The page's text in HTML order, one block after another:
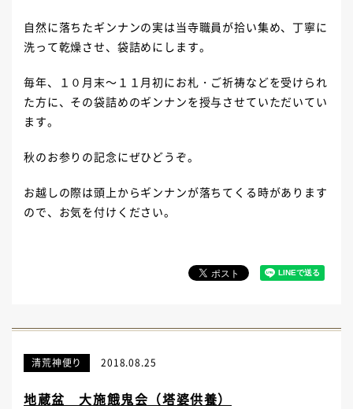
自然に落ちたギンナンの実は当寺職員が拾い集め、丁寧に
洗って乾燥させ、袋詰めにします。
毎年、１０月末～１１月初にお札・ご祈祷などを受けられ
た方に、その袋詰めのギンナンを授与させていただいてい
ます。
秋のお参りの記念にぜひどうぞ。
お越しの際は頭上からギンナンが落ちてくる時があります
ので、お気を付けください。
清荒神便り 2018.08.25
地蔵盆 大施餓鬼会（塔婆供養）